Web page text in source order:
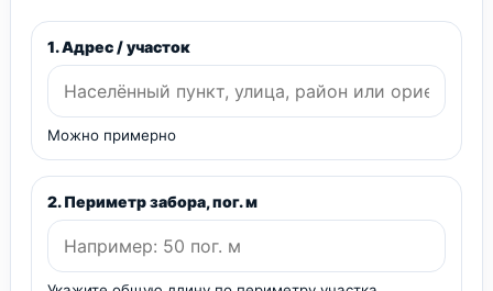
1. Адрес / участок
Можно примерно
2. Периметр забора, пог. м